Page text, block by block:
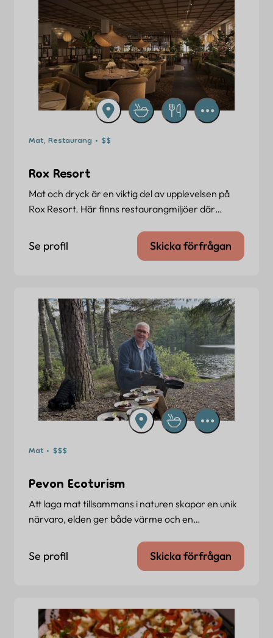
Mat, Restaurang • $$
Rox Resort
Mat och dryck är en viktig del av upplevelsen på
Rox Resort. Här finns restaurangmiljöer där…
Se profil Skicka förfrågan
Mat • $$$
Pevon Ecoturism
Att laga mat tillsammans i naturen skapar en unik
närvaro, elden ger både värme och en…
Se profil Skicka förfrågan